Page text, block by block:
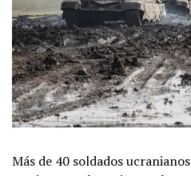
Más de 40 soldados